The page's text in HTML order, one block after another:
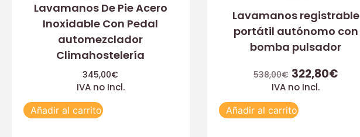
Lavamanos De Pie Acero
Inoxidable Con Pedal
automezclador
Climahostelería
345,00€
IVA no Incl.
Añadir al carrito
Lavamanos registrable
portátil autónomo con
bomba pulsador
538,00€ 322,80€
IVA no Incl.
Añadir al carrito